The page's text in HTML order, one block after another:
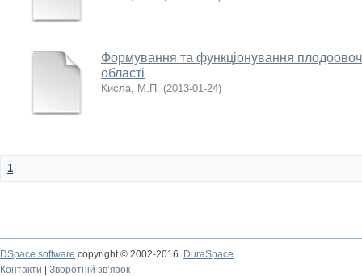
Формування та функціонування
області
Кисла, М.П. (2013-01-24)
1
DSpace software copyright © 2002-2016
DuraSpace
Контакти
Зворотній зв’язок